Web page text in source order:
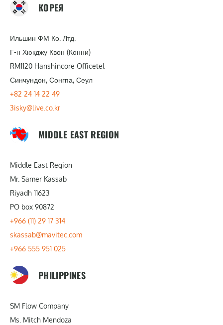
КОРЕЯ
Ильшин ФМ Ко. Лтд.
Г-н Хюкджу Квон (Конни)
RM1120 Hanshincore Officetel
Синчундон, Сонгпа, Сеул
+82 24 14 22 49
3isky@live.co.kr
MIDDLE EAST REGION
Middle East Region
Mr. Samer Kassab
Riyadh 11623
PO box 90872
+966 (11) 29 17 314
skassab@mavitec.com
+966 555 951 025
PHILIPPINES
SM Flow Company
Ms. Mitch Mendoza